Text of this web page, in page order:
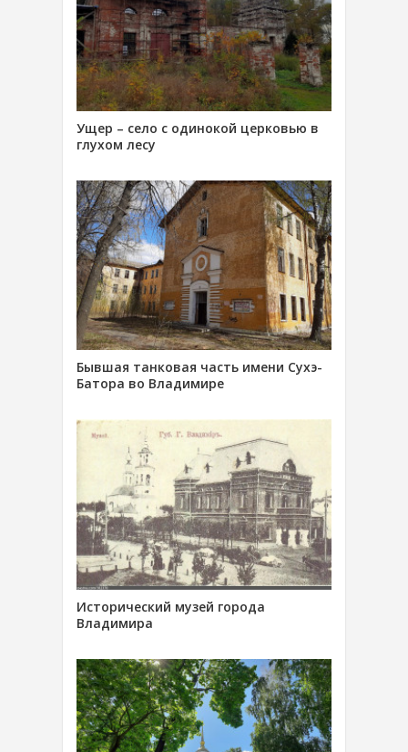
Ущер – село с одинокой церковью в
глухом лесу
Бывшая танковая часть имени Сухэ-
Батора во Владимире
Исторический музей города
Владимира